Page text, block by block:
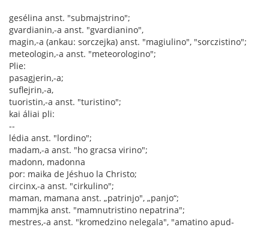
gesélina anst. "submajstrino";
gvardianin,-a anst. "gvardianino",
magin,-a (ankau: sorczejka) anst. "magiulino", "sorczistino";
meteologin,-a anst. "meteorologino";
Plie:
pasagjerin,-a;
suflejrin,-a,
tuoristin,-a anst. "turistino";
kai áliai pli:
--
lédia anst. "lordino";
madam,-a anst. "ho gracsa virino";
madonn, madonna
por: maika de Jéshuo la Christo;
circinx,-a anst. "cirkulino";
maman, mamana anst. „patrinjo", „panjo“;
mammjka anst. "mamnutristino nepatrina";
mestres,-a anst. "kromedzino nelegala", "amatino apud-